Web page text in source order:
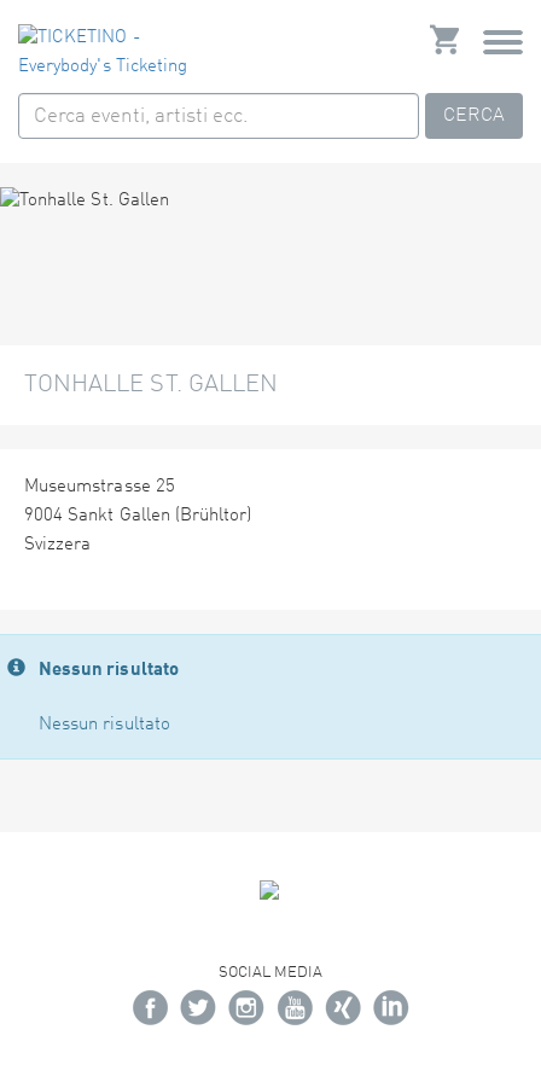
CERCA
TONHALLE ST. GALLEN
Museumstrasse 25
9004 Sankt Gallen (Brühltor)
Svizzera
Nessun risultato
Nessun risultato
SOCIAL MEDIA